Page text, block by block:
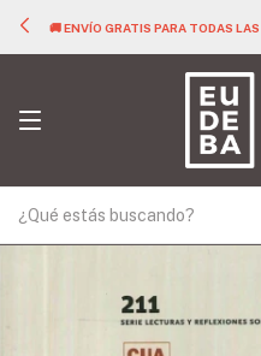
🚚 ENVÍO GRATIS PARA TODAS